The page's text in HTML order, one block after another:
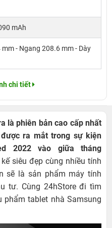
mAh
mm - Ngang 208.6 mm - Dày
chi tiết
là phiên bản cao cấp nhất
ra mắt trong sự kiện
2022 vào giữa tháng
siêu đẹp cùng nhiều tính
sẽ là sản phẩm máy tính
tư. Cùng 24hStore đi tìm
phẩm tablet nhà Samsung